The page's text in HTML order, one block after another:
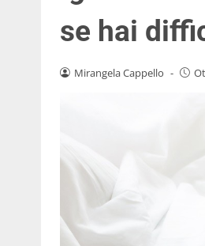
se hai
Mirangela Cappello -